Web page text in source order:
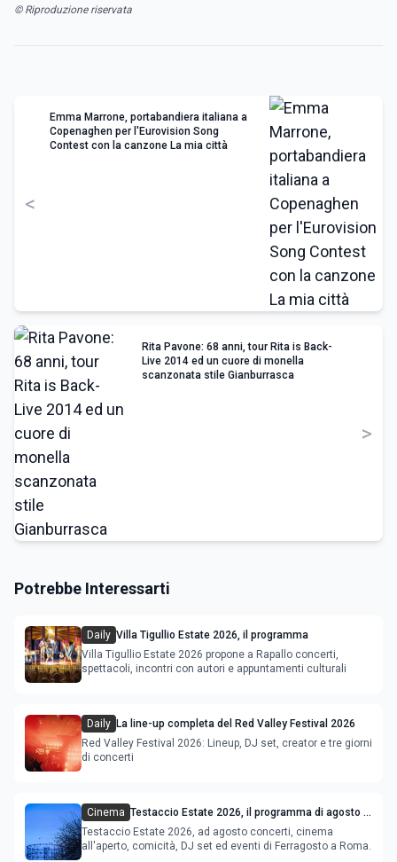
© Riproduzione riservata
<
Emma Marrone, portabandiera italiana a
Copenaghen per l'Eurovision Song
Contest con la canzone La mia città
Rita Pavone: 68 anni, tour Rita is Back-
Live 2014 ed un cuore di monella
scanzonata stile Gianburrasca
>
Potrebbe Interessarti
Daily Villa Tigullio Estate 2026, il programma
Villa Tigullio Estate 2026 propone a Rapallo concerti,
spettacoli, incontri con autori e appuntamenti culturali
Daily La line-up completa del Red Valley Festival 2026
Red Valley Festival 2026: Lineup, DJ set, creator e tre giorni
di concerti
Cinema Testaccio Estate 2026, il programma di agosto e
Ferragosto
Testaccio Estate 2026, ad agosto concerti, cinema
all'aperto, comicità, DJ set ed eventi di Ferragosto a Roma.